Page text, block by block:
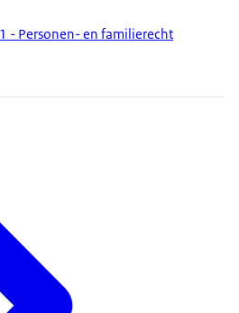
- Personen- en familierecht